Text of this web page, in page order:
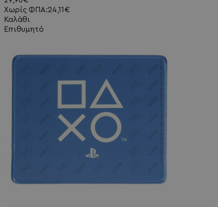
Χωρίς ΦΠΑ:24,11€
Καλάθι
Επιθυμητό